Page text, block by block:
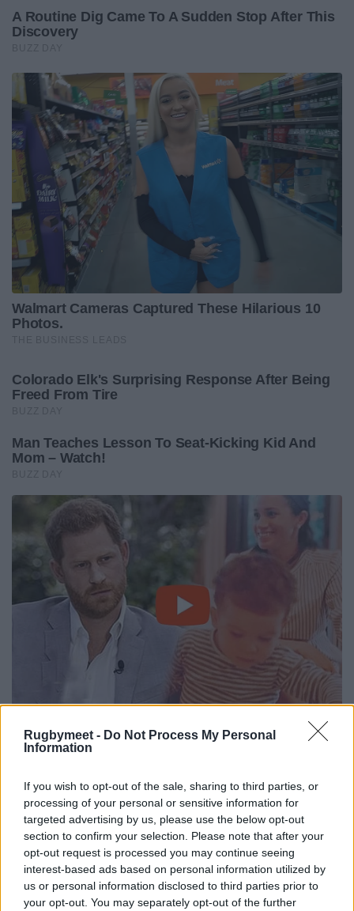
Rugbymeet - Do Not Process My Personal
Information
If you wish to opt-out of the sale, sharing to third parties, or
processing of your personal or sensitive information for
targeted advertising by us, please use the below opt-out
section to confirm your selection. Please note that after your
opt-out request is processed you may continue seeing
interest-based ads based on personal information utilized by
us or personal information disclosed to third parties prior to
your opt-out. You may separately opt-out of the further